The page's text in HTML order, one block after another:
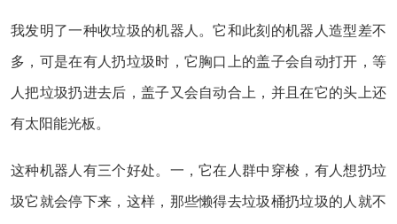
我发明了一种收垃圾的机器人。它和此刻的机器人造型差不
多，可是在有人扔垃圾时，它胸口上的盖子会自动打开，等
人把垃圾扔进去后，盖子又会自动合上，并且在它的头上还
有太阳能光板。
这种机器人有三个好处。一，它在人群中穿梭，有人想扔垃
圾它就会停下来，这样，那些懒得去垃圾桶扔垃圾的人就不